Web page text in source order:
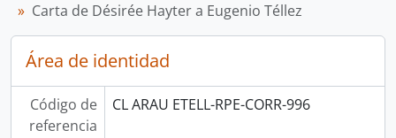
Carta de Désirée Hayter a Eugenio Téllez
Área de identidad
Código de
referencia
CL ARAU ETELL-RPE-CORR-996